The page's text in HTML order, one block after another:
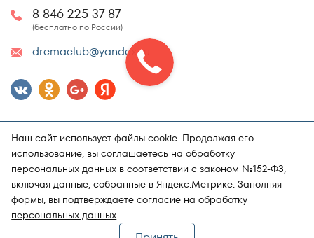
8 846 225 37 87
(бесплатно по России)
dremaclub@yandex.ru
Магазин матрасов "DRёMA" Поддержка и продвижение сайта
Карта сайта Политика конфиденциальности
Наш сайт использует файлы cookie. Продолжая его
использование, вы соглашаетесь на обработку
персональных данных в соответствии с законом №152-ФЗ,
включая данные, собранные в Яндекс.Метрике. Заполняя
формы, вы подтверждаетесогласие на обработку
персональных данных.